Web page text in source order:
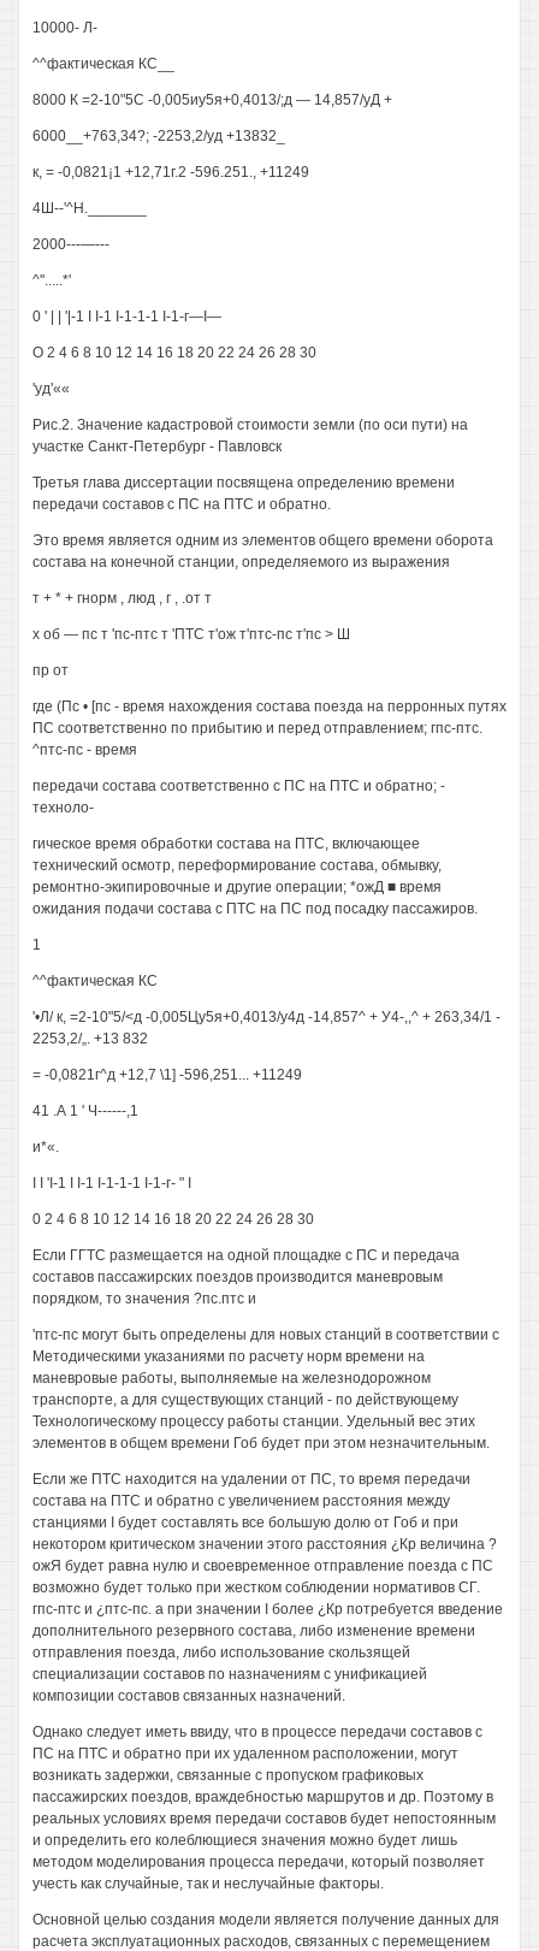
10000- Л-
^^фактическая КС__
8000 К =2-10"5С -0,005иу5я+0,4013/;д — 14,857/уД +
6000__+763,34?; -2253,2/уд +13832_
к, = -0,0821¡1 +12,71г.2 -596.251., +11249
4Ш--'^Н._______
2000---—---
^''.....*'
0 ' | | '|-1 I I-1 I-1-1-1 I-1-г—I—
О 2 4 6 8 10 12 14 16 18 20 22 24 26 28 30
'уд'««
Рис.2. Значение кадастровой стоимости земли (по оси пути) на
участке Санкт-Петербург - Павловск
Третья глава диссертации посвящена определению времени
передачи составов с ПС на ПТС и обратно.
Это время является одним из элементов общего времени оборота
состава на конечной станции, определяемого из выражения
т + * + гнорм , люд , г , .от т
х об — пс т 'пс-птс т 'ПТС т'ож т'птс-пс т'пс > Ш
пр от
где (Пс • [пс - время нахождения состава поезда на перронных путях
ПС соответственно по прибытию и перед отправлением; гпс-птс.
^птс-пс - время
передачи состава соответственно с ПС на ПТС и обратно; -
техноло-
гическое время обработки состава на ПТС, включающее
технический осмотр, переформирование состава, обмывку,
ремонтно-экипировочные и другие операции; *ожД ■ время
ожидания подачи состава с ПТС на ПС под посадку пассажиров.
1
^^фактическая КС
'•Л/ к, =2-10"5/<д -0,005Цу5я+0,4013/у4д -14,857^ + У4-,,^ + 263,34/1 -
2253,2/„. +13 832
= -0,0821г^д +12,7 \1] -596,251... +11249
41 .А 1 ' Ч------,1
и*«.
I I 'I-1 I I-1 I-1-1-1 I-1-г- " I
0 2 4 6 8 10 12 14 16 18 20 22 24 26 28 30
Если ГГТС размещается на одной площадке с ПС и передача
составов пассажирских поездов производится маневровым
порядком, то значения ?пс.птс и
'птс-пс могут быть определены для новых станций в соответствии с
Методическими указаниями по расчету норм времени на
маневровые работы, выполняемые на железнодорожном
транспорте, а для существующих станций - по действующему
Технологическому процессу работы станции. Удельный вес этих
элементов в общем времени Гоб будет при этом незначительным.
Если же ПТС находится на удалении от ПС, то время передачи
состава на ПТС и обратно с увеличением расстояния между
станциями I будет составлять все большую долю от Гоб и при
некотором критическом значении этого расстояния ¿Кр величина ?
ожЯ будет равна нулю и своевременное отправление поезда с ПС
возможно будет только при жестком соблюдении нормативов СГ.
гпс-птс и ¿птс-пс. а при значении I более ¿Кр потребуется введение
дополнительного резервного состава, либо изменение времени
отправления поезда, либо использование скользящей
специализации составов по назначениям с унификацией
композиции составов связанных назначений.
Однако следует иметь ввиду, что в процессе передачи составов с
ПС на ПТС и обратно при их удаленном расположении, могут
возникать задержки, связанные с пропуском графиковых
пассажирских поездов, враждебностью маршрутов и др. Поэтому в
реальных условиях время передачи составов будет непостоянным
и определить его колеблющиеся значения можно будет лишь
методом моделирования процесса передачи, который позволяет
учесть как случайные, так и неслучайные факторы.
Основной целью создания модели является получение данных для
расчета эксплуатационных расходов, связанных с перемещением